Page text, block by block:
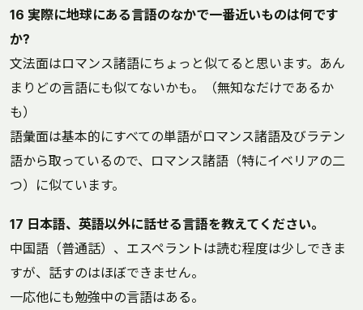
16 実際に地球にある言語のなかで一番近いものは何です
か?
文法面はロマンス諸語にちょっと似てると思います。あん
まりどの言語にも似てないかも。（無知なだけであるか
も）
語彙面は基本的にすべての単語がロマンス諸語及びラテン
語から取っているので、ロマンス諸語（特にイベリアの二
つ）に似ています。
17 日本語、英語以外に話せる言語を教えてください。
中国語（普通話）、エスペラントは読む程度は少しできま
すが、話すのはほぼできません。
一応他にも勉強中の言語はある。